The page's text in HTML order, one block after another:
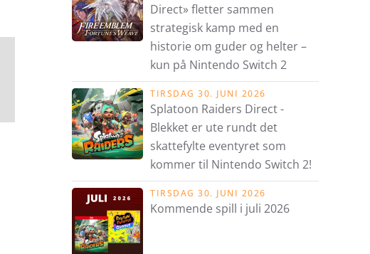
Direct» fletter sammen
strategisk kamp med en
historie om guder og helter –
kun på Nintendo Switch 2
TIRSDAG 30. JUNI 2026
Splatoon Raiders Direct -
Blekket er ute rundt det
skattefylte eventyret som
kommer til Nintendo Switch 2!
TIRSDAG 30. JUNI 2026
Kommende spill i juli 2026